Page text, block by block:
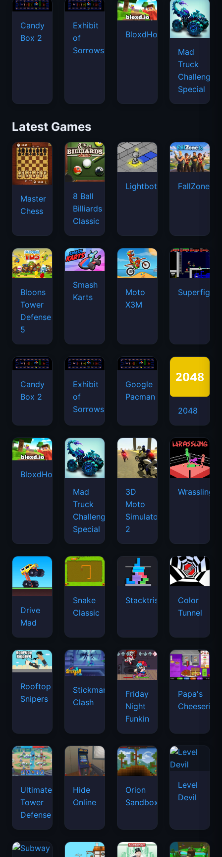
Candy
Box 2
Exhibit
of
Sorrows
BloxdHop.io
Mad
Truck
Challenge
Special
Latest Games
Master
Chess
8 Ball
Billiards
Classic
Lightbot FallZone.io
Bloons
Tower
Defense
5
Smash
Karts
Moto
X3M
Candy
Box 2
Exhibit
of
Sorrows
Google
Pacman
2048
BloxdHop.io
Mad
Truck
Challenge
Special
3D
Moto
Simulator
2
Wrassling
Drive
Mad
Snake
Classic
Stacktris
Color
Tunnel
Rooftop
Snipers
Stickman
Clash
Friday
Night
Funkin
Papa's
Cheeseria
Ultimate
Tower
Defense
Hide
Online
Orion
Sandbox
Level
Devil